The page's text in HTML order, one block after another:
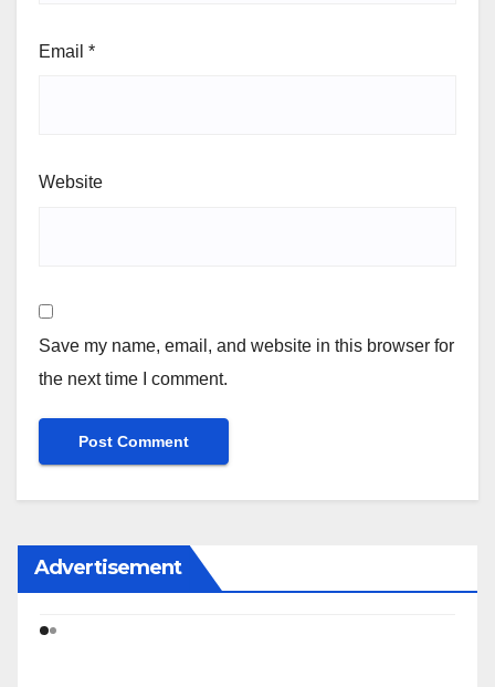
Email *
Website
Save my name, email, and website in this browser for
the next time I comment.
Advertisement